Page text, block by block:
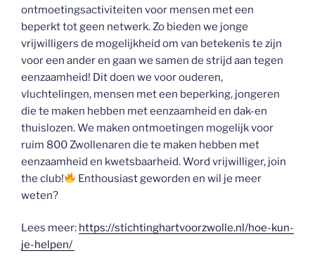
ontmoetingsactiviteiten voor mensen met een
beperkt tot geen netwerk. Zo bieden we jonge
vrijwilligers de mogelijkheid om van betekenis te zijn
voor een ander en gaan we samen de strijd aan tegen
eenzaamheid! Dit doen we voor ouderen,
vluchtelingen, mensen met een beperking, jongeren
die te maken hebben met eenzaamheid en dak-en
thuislozen. We maken ontmoetingen mogelijk voor
ruim 800 Zwollenaren die te maken hebben met
eenzaamheid en kwetsbaarheid. Word vrijwilliger, join
the club!
Enthousiast geworden en wil je meer
weten?
Lees meer: https://stichtinghartvoorzwolle.nl/hoe-kun-
je-helpen/